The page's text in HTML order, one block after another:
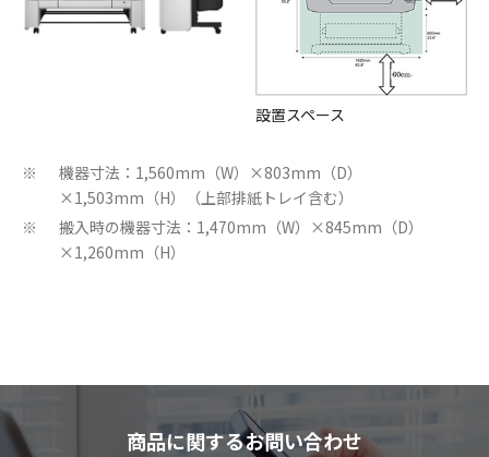
設置スペース
※
機器寸法：1,560mm（W）×803mm（D）
×1,503mm（H）（上部排紙トレイ含む）
※
搬入時の機器寸法：1,470mm（W）×845mm（D）
×1,260mm（H）
商品に関するお問い合わせ